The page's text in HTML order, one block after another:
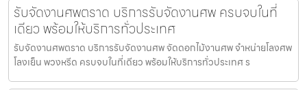
รับจัดงานศพตราด บริการรับจัดงานศพ ครบจบในที่
เดียว พร้อมให้บริการทั่วประเทศ
รับจัดงานศพตราด บริการรับจัดงานศพ จัดดอกไม้งานศพ จำหน่ายโลงศพ
โลงเย็น พวงหรีด ครบจบในที่เดียว พร้อมให้บริการทั่วประเทศ ร